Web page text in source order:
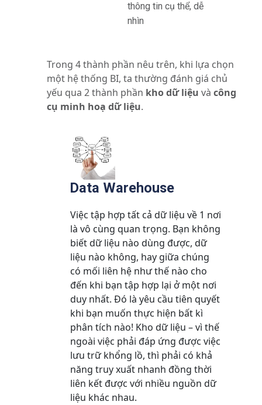
thông tin cụ thể, dễ
nhìn
Trong 4 thành phần nêu trên, khi lựa chọn
một hệ thống BI, ta thường đánh giá chủ
yếu qua 2 thành phần kho dữ liệu vàcông
cụ minh hoạ dữ liệu.
Data Warehouse
Việc tập hợp tất cả dữ liệu về 1 nơi
là vô cùng quan trọng. Bạn không
biết dữ liệu nào dùng được, dữ
liệu nào không, hay giữa chúng
có mối liên hệ như thế nào cho
đến khi bạn tập hợp lại ở một nơi
duy nhất. Đó là yêu cầu tiên quyết
khi bạn muốn thực hiện bất kì
phân tích nào! Kho dữ liệu – vì thế
ngoài việc phải đáp ứng được việc
lưu trữ khổng lồ, thì phải có khả
năng truy xuất nhanh đồng thời
liên kết được với nhiều nguồn dữ
liệu khác nhau.